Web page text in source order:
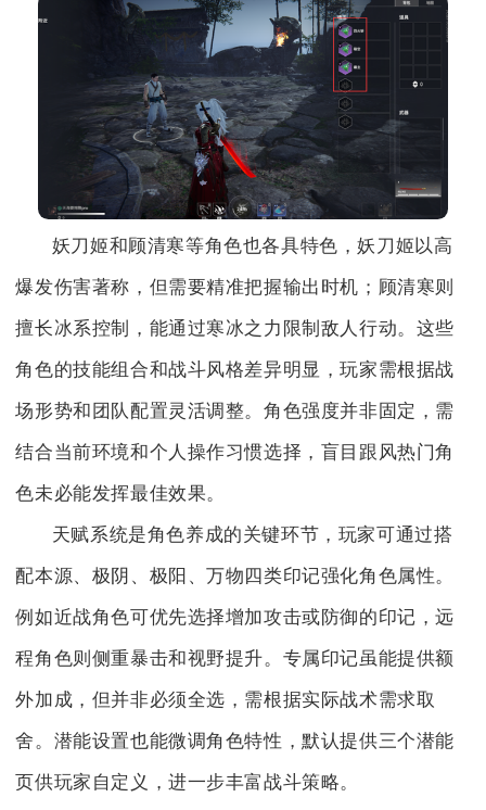
妖刀姬和顾清寒等角色也各具特色，妖刀姬以高
爆发伤害著称，但需要精准把握输出时机；顾清寒则
擅长冰系控制，能通过寒冰之力限制敌人行动。这些
角色的技能组合和战斗风格差异明显，玩家需根据战
场形势和团队配置灵活调整。角色强度并非固定，需
结合当前环境和个人操作习惯选择，盲目跟风热门角
色未必能发挥最佳效果。
天赋系统是角色养成的关键环节，玩家可通过搭
配本源、极阴、极阳、万物四类印记强化角色属性。
例如近战角色可优先选择增加攻击或防御的印记，远
程角色则侧重暴击和视野提升。专属印记虽能提供额
外加成，但并非必须全选，需根据实际战术需求取
舍。潜能设置也能微调角色特性，默认提供三个潜能
页供玩家自定义，进一步丰富战斗策略。